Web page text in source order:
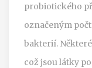
probiotického
označeným
bakterií.
což jsou látky